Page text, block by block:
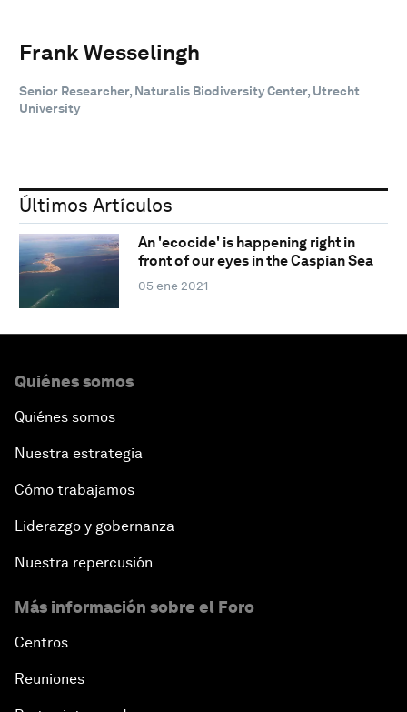
Frank Wesselingh
Senior Researcher, Naturalis Biodiversity Center, Utrecht
University
Últimos Artículos
An 'ecocide' is happening right in
front of our eyes in the Caspian Sea
05 ene 2021
Quiénes somos
Quiénes somos
Nuestra estrategia
Cómo trabajamos
Liderazgo y gobernanza
Nuestra repercusión
Más información sobre el Foro
Centros
Reuniones